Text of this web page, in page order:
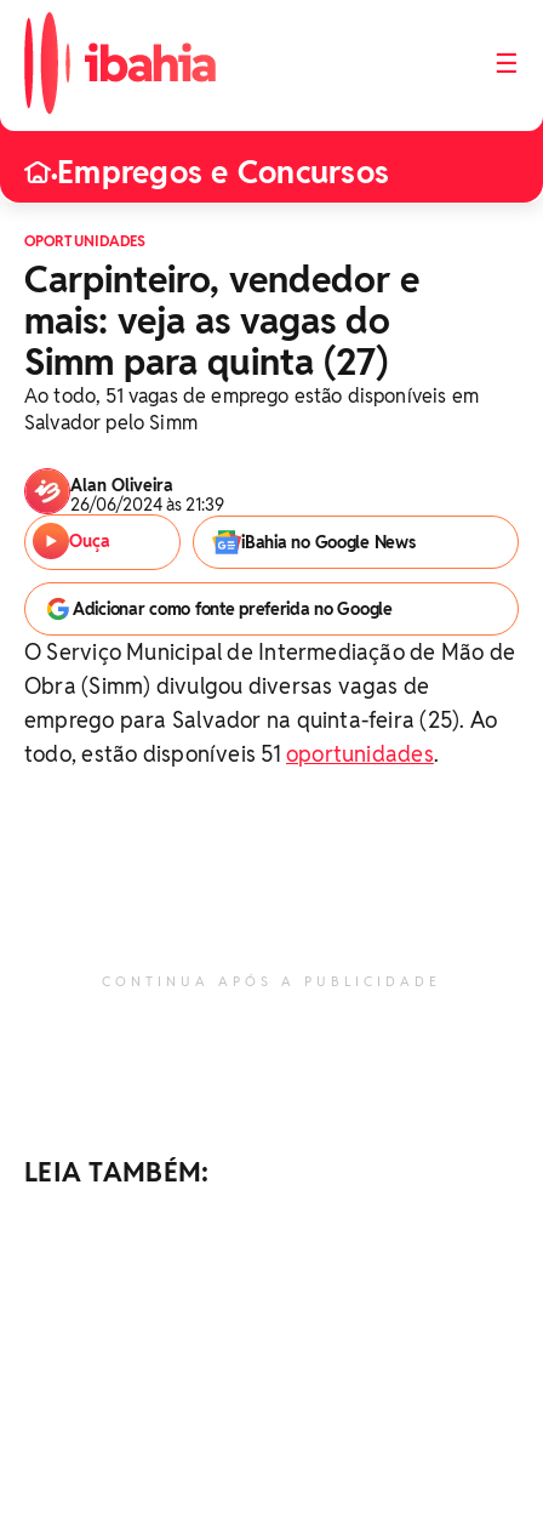
☰
•Empregos e Concursos
OPORTUNIDADES
Carpinteiro, vendedor e
mais: veja as vagas do
Simm para quinta (27)
Ao todo, 51 vagas de emprego estão disponíveis em
Salvador pelo Simm
Alan Oliveira
26/06/2024 às 21:39
Ouça
iBahia no Google News
Adicionar como fonte preferida no Google
O Serviço Municipal de Intermediação de Mão de
Obra (Simm) divulgou diversas vagas de
emprego para Salvador na quinta-feira (25). Ao
todo, estão disponíveis 51 oportunidades.
CONTINUA APÓS A PUBLICIDADE
LEIA TAMBÉM: